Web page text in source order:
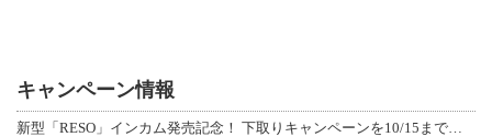
キャンペーン情報